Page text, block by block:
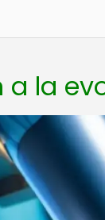
a la